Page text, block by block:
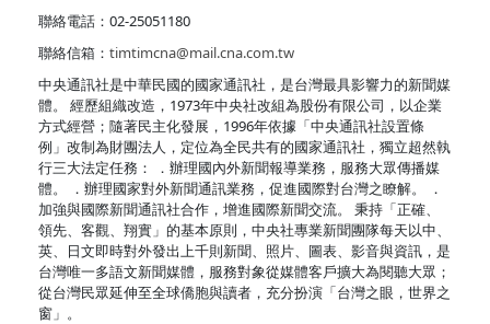
聯絡電話：02-25051180
聯絡信箱： timtimcna@mail.cna.com.tw
中央通訊社是中華民國的國家通訊社，是台灣最具影響力的新聞媒
體。 經歷組織改造，1973年中央社改組為股份有限公司，以企業
方式經營；隨著民主化發展，1996年依據「中央通訊社設置條
例」改制為財團法人，定位為全民共有的國家通訊社，獨立超然執
行三大法定任務： ．辦理國內外新聞報導業務，服務大眾傳播媒
體。 ．辦理國家對外新聞通訊業務，促進國際對台灣之瞭解。 ．
加強與國際新聞通訊社合作，增進國際新聞交流。 秉持「正確、
領先、客觀、翔實」的基本原則，中央社專業新聞團隊每天以中、
英、日文即時對外發出上千則新聞、照片、圖表、影音與資訊，是
台灣唯一多語文新聞媒體，服務對象從媒體客戶擴大為閱聽大眾；
從台灣民眾延伸至全球僑胞與讀者，充分扮演「台灣之眼，世界之
窗」。